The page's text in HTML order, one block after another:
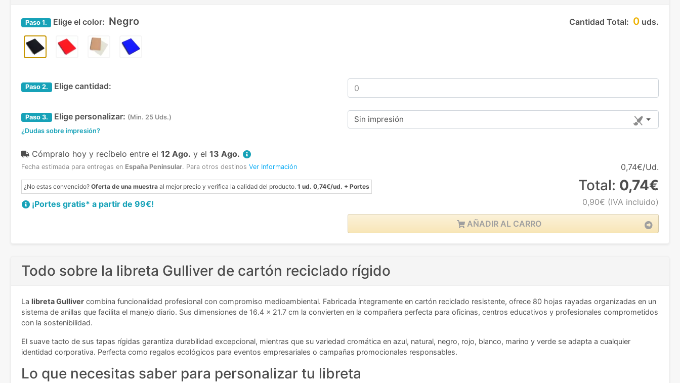
Cantidad Total: 0 uds.
Paso 1. Elige el color: Negro
Paso 2. Elige cantidad:
Paso 3. Elige personalizar: (Min. 25 Uds.)
¿Dudas sobre impresión?
Sin impresión
Cómpralo hoy y recíbelo entre el 12 Ago. y el 13 Ago.
Fecha estimada para entregas en España Peninsular. Para otros destinos Ver Información
¿No estas convencido? Oferta de una muestra al mejor precio y verifica la calidad del producto. 1 ud. 0,74€/ud. + Portes
¡Portes gratis* a partir de 99€!
0,74€/Ud.
Total: 0,74€
0,90€ (IVA incluido)
AÑADIR AL CARRO
Todo sobre la libreta Gulliver de cartón reciclado rígido
La libreta Gulliver combina funcionalidad profesional con compromiso medioambiental. Fabricada íntegramente en cartón reciclado resistente, ofrece 80 hojas rayadas organizadas en un
sistema de anillas que facilita el manejo diario. Sus dimensiones de 16.4 x 21.7 cm la convierten en la compañera perfecta para oficinas, centros educativos y profesionales comprometidos
con la sostenibilidad.
El suave tacto de sus tapas rígidas garantiza durabilidad excepcional, mientras que su variedad cromática en azul, natural, negro, rojo, blanco, marino y verde se adapta a cualquier
identidad corporativa. Perfecta como regalos ecológicos para eventos empresariales o campañas promocionales responsables.
Lo que necesitas saber para personalizar tu libreta